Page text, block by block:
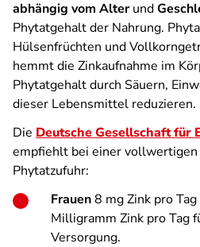
abhängig vom Alterund
Phytatgehalt der Nahrung.
Hülsenfrüchten und
hemmt die Zinkaufnahme im
Phytatgehalt durch Säuern,
dieser Lebensmittel reduzieren.
Die Deutsche Gesellschaft für
empfiehlt bei einer
Phytatzufuhr:
Frauen8 mg Zink pro
Milligramm Zink pro Tag
Versorgung.